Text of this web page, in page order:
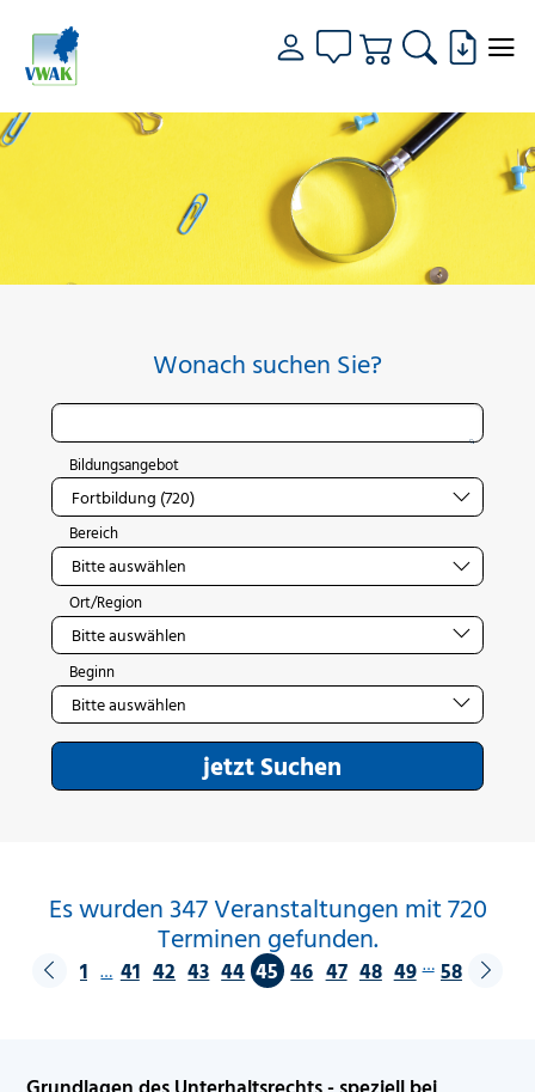
Wonach suchen Sie?
Bildungsangebot
Bereich
Ort/Region
Beginn
jetzt Suchen
Es wurden 347 Veranstaltungen mit 720
Terminen gefunden.
1 … 41 42 43 44 45 46 47 48 49 … 58